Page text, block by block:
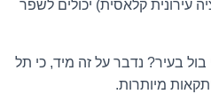
עירונית קלאסית) יכולים לשפר
בול בעיר? נדבר על זה מיד, כי תל
מיותרות.